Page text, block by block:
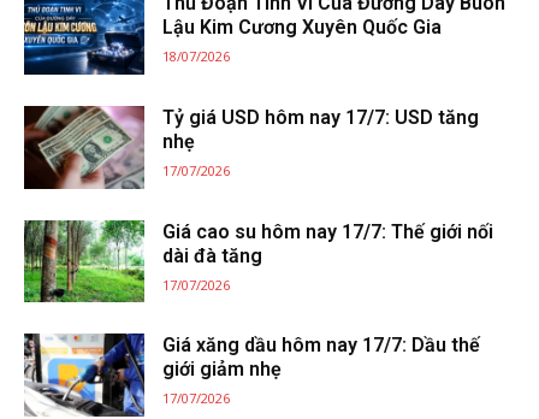
Lậu Kim Cương Xuyên Quốc Gia
18/07/2026
Tỷ giá USD hôm nay 17/7: USD tăng
nhẹ
17/07/2026
Giá cao su hôm nay 17/7: Thế giới nối
dài đà tăng
17/07/2026
Giá xăng dầu hôm nay 17/7: Dầu thế
giới giảm nhẹ
17/07/2026